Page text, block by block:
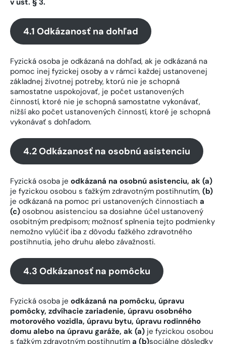
4.1 Odkázanosť na dohľad
Fyzická osoba je odkázaná na dohľad, ak je odkázaná na
pomoc inej fyzickej osoby a v rámci každej ustanovenej
základnej životnej potreby, ktorú nie je schopná
samostatne uspokojovať, je počet ustanovených
činností, ktoré nie je schopná samostatne vykonávať,
nižší ako počet ustanovených činností, ktoré je schopná
vykonávať s dohľadom.
4.2 Odkázanosť na osobnú asistenciu
Fyzická osoba je odkázaná na osobnú asistenciu, ak (a)
je fyzickou osobou s ťažkým zdravotným postihnutím, (b)
je odkázaná na pomoc pri ustanovených činnostiach a
(c) osobnou asistenciou sa dosiahne účel ustanovený
osobitným predpisom; možnosť splnenia tejto podmienky
nemožno vylúčiť iba z dôvodu ťažkého zdravotného
postihnutia, jeho druhu alebo závažnosti.
4.3 Odkázanosť na pomôcku
Fyzická osoba je odkázaná na pomôcku, úpravu
pomôcky, zdvíhacie zariadenie, úpravu osobného
motorového vozidla, úpravu bytu, úpravu rodinného
domu alebo na úpravu garáže, ak (a) je fyzickou osobou
s ťažkým zdravotným postihnutím a (b)sociálne dôsledky